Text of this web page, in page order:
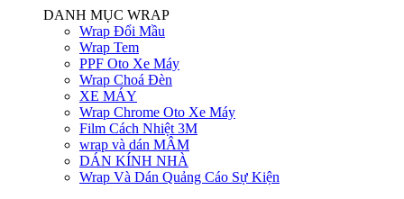
DANH MỤC WRAP
Wrap Đổi Mầu
Wrap Tem
PPF Oto Xe Máy
Wrap Choá Đèn
XE MÁY
Wrap Chrome Oto Xe Máy
Film Cách Nhiệt 3M
wrap và dán MÂM
DÁN KÍNH NHÀ
Wrap Và Dán Quảng Cáo Sự Kiện